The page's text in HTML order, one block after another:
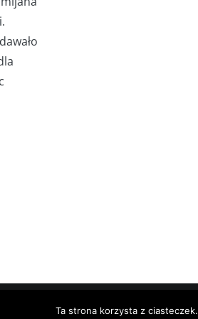
by ThemeGrill. Powered by.
Ta strona korzysta z ciasteczek.